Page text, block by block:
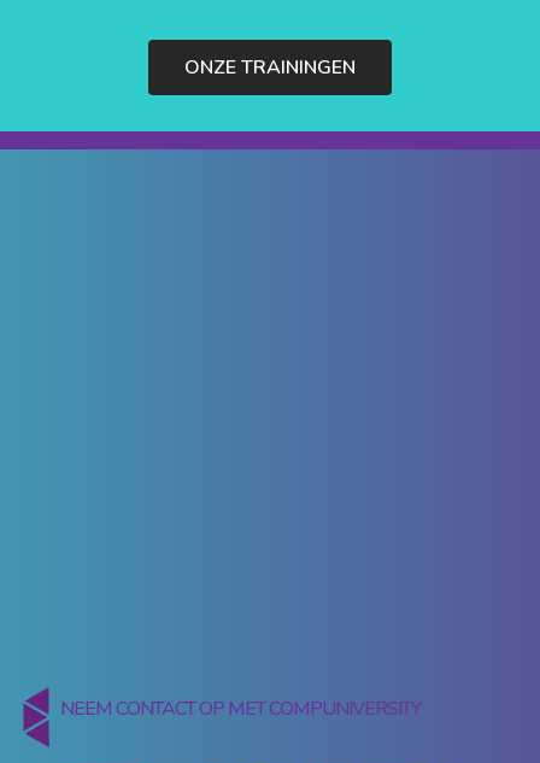
ONZE TRAININGEN
NEEM CONTACT OP MET COMPUNIVERSITY